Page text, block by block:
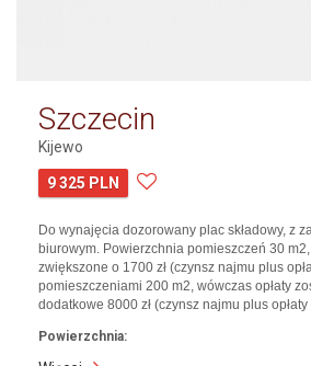
Szczecin
Kijewo
9 325 PLN
Do wynajęcia dozorowany plac składowy, z
biurowym. Powierzchnia pomieszczeń 30
zwiększone o 1700 zł (czynsz najmu plus
pomieszczeniami 200 m2, wówczas opłaty
dodatkowe 8000 zł (czynsz najmu plus
Powierzchnia: